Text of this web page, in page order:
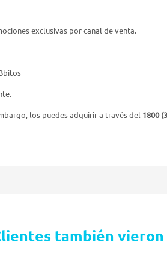
exclusivas por canal de venta.
los puedes adquirir a través del 1800
también vieron